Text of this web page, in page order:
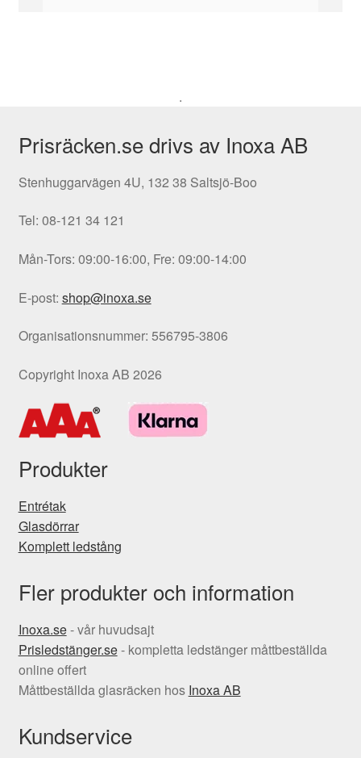
.
Prisräcken.se drivs av Inoxa AB
Stenhuggarvägen 4U, 132 38 Saltsjö-Boo
Tel: 08-121 34 121
Mån-Tors: 09:00-16:00, Fre: 09:00-14:00
E-post: shop@inoxa.se
Organisationsnummer: 556795-3806
Copyright Inoxa AB 2026
Produkter
Entrétak
Glasdörrar
Komplett ledstång
Fler produkter och information
Inoxa.se- vår huvudsajt
Prisledstänger.se- kompletta ledstänger måttbeställda
online offert
Måttbeställda glasräcken hos Inoxa AB
Kundservice